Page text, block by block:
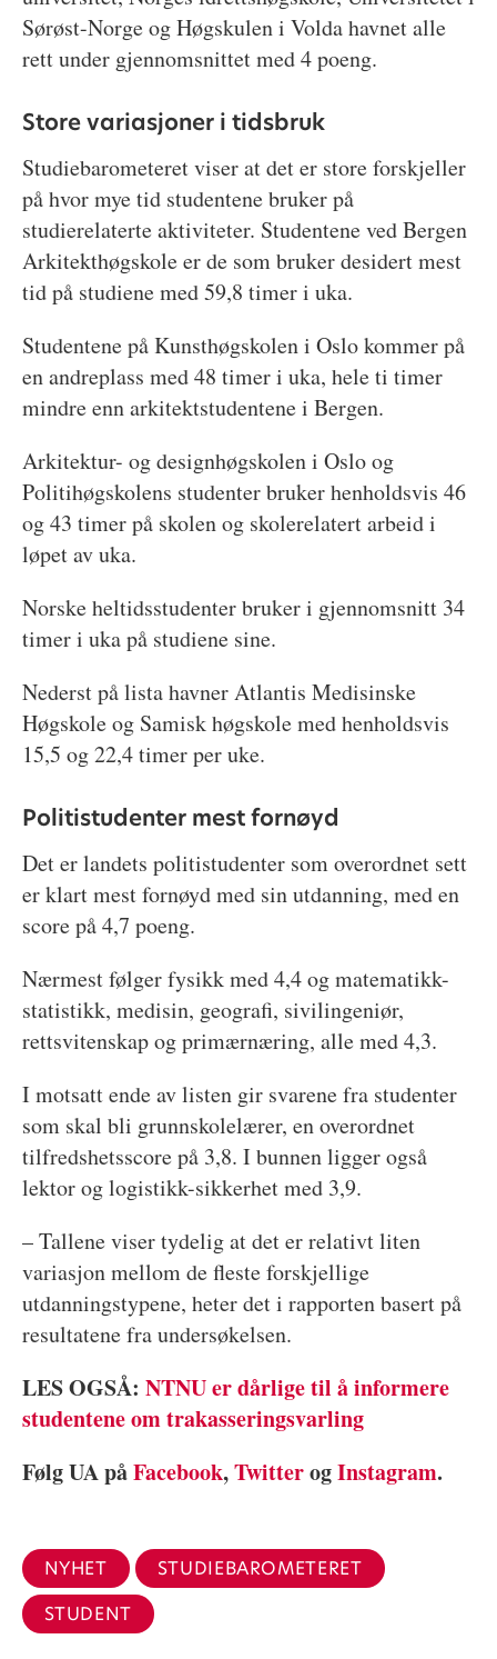
Sørøst-Norge og Høgskulen i Volda havnet alle
rett under gjennomsnittet med 4 poeng.
Store variasjoner i tidsbruk
Studiebarometeret viser at det er store forskjeller
på hvor mye tid studentene bruker på
studierelaterte aktiviteter. Studentene ved Bergen
Arkitekthøgskole er de som bruker desidert mest
tid på studiene med 59,8 timer i uka.
Studentene på Kunsthøgskolen i Oslo kommer på
en andreplass med 48 timer i uka, hele ti timer
mindre enn arkitektstudentene i Bergen.
Arkitektur- og designhøgskolen i Oslo og
Politihøgskolens studenter bruker henholdsvis 46
og 43 timer på skolen og skolerelatert arbeid i
løpet av uka.
Norske heltidsstudenter bruker i gjennomsnitt 34
timer i uka på studiene sine.
Nederst på lista havner Atlantis Medisinske
Høgskole og Samisk høgskole med henholdsvis
15,5 og 22,4 timer per uke.
Politistudenter mest fornøyd
Det er landets politistudenter som overordnet sett
er klart mest fornøyd med sin utdanning, med en
score på 4,7 poeng.
Nærmest følger fysikk med 4,4 og matematikk-
statistikk, medisin, geografi, sivilingeniør,
rettsvitenskap og primærnæring, alle med 4,3.
I motsatt ende av listen gir svarene fra studenter
som skal bli grunnskolelærer, en overordnet
tilfredshetsscore på 3,8. I bunnen ligger også
lektor og logistikk-sikkerhet med 3,9.
– Tallene viser tydelig at det er relativt liten
variasjon mellom de fleste forskjellige
utdanningstypene, heter det i rapporten basert på
resultatene fra undersøkelsen.
LES OGSÅ: NTNU er dårlige til å informere
studentene om trakasseringsvarling
Følg UA påFacebook,TwitterogInstagram.
NYHET
STUDIEBAROMETERET
STUDENT